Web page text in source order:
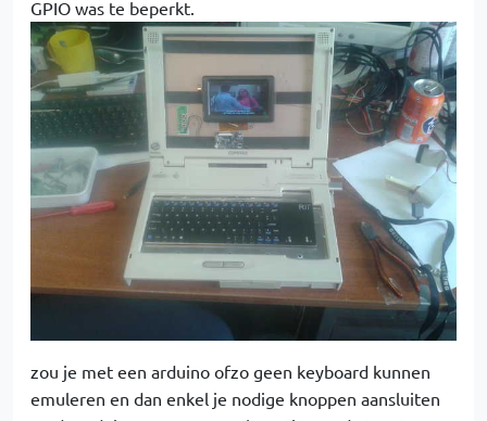
GPIO was te beperkt.
zou je met een arduino ofzo geen keyboard kunnen
emuleren en dan enkel je nodige knoppen aansluiten